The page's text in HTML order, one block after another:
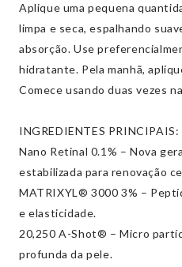
Aplique uma pequena
limpa e seca, espalhando
absorção. Use
hidratante. Pela manhã,
Comece usando duas vezes
INGREDIENTES PRINCIPAIS:
Nano Retinal 0.1% – Nova
estabilizada para renovação
MATRIXYL® 3000 3% –
e elasticidade.
20,250 A-Shot® – Micro
profunda da pele.